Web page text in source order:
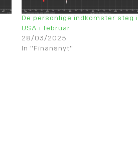
De personlige indkomster steg i
USA i februar
28/03/2025
In "Finansnyt"